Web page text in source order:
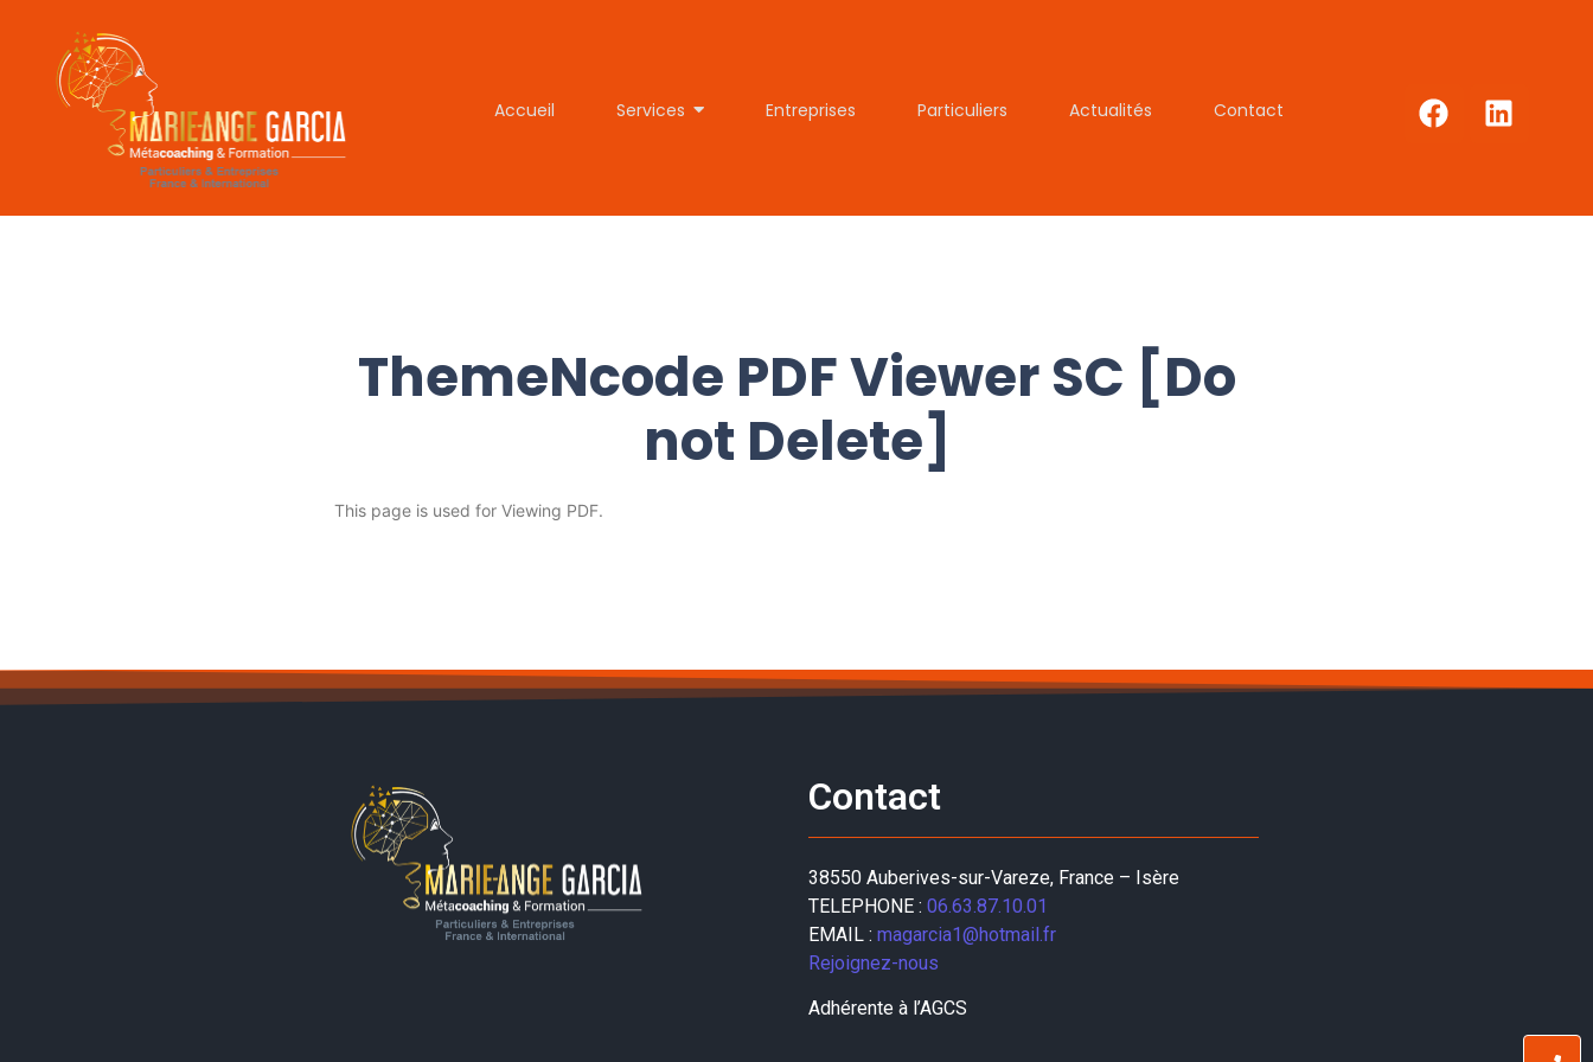
Accueil Services Entreprises Particuliers Actualités Contact
ThemeNcode PDF Viewer SC [Do
not Delete]
This page is used for Viewing PDF.
Contact
38550 Auberives-sur-Vareze, France – Isère
TELEPHONE : 06.63.87.10.01
EMAIL : magarcia1@hotmail.fr
Rejoignez-nous
Adhérente à l’AGCS